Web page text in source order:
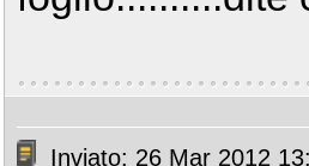
Inviato: 26 Mar 2012